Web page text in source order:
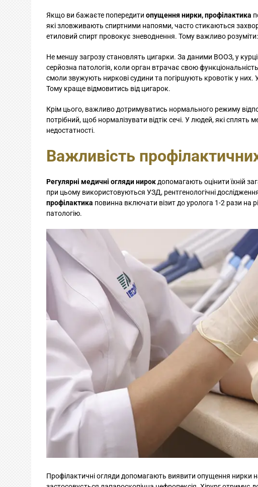
Якщо ви бажаєте попередити опущення нирки, профілактика
які зловживають спиртними напоями, часто стикаються
етиловий спирт провокує зневоднення. Тому важливо розуміти:
Не меншу загрозу становлять цигарки. За даними ВООЗ, у
серйозна патологія, коли орган втрачає свою
смоли звужують ниркові судини та погіршують кровотік у
Тому краще відмовитись від цигарок.
Крім цього, важливо дотримуватись нормального режиму
потрібний, щоб нормалізувати відтік сечі. У людей, які
недостатності.
Важливість
Регулярні медичні огляди нирокдопомагають оцінити їхній
при цьому використовуються УЗД, рентгенологічні
профілактика повинна включати візит до уролога 1-2 рази на
патологію.
Профілактичні огляди допомагають виявити опущення нирки